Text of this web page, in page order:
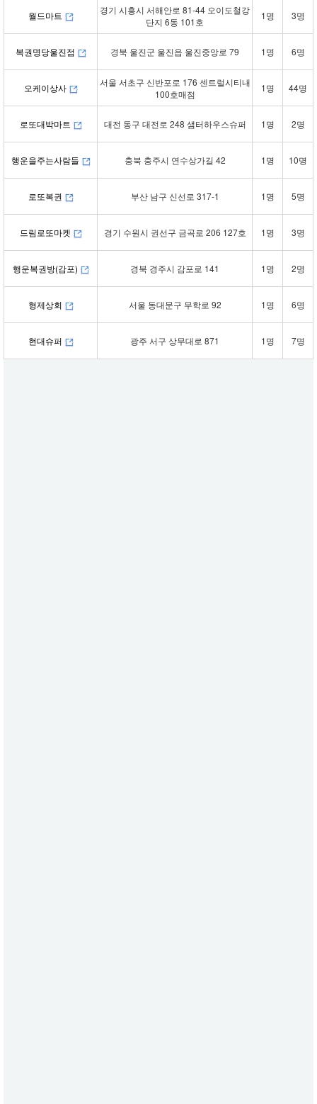
월드마트
경기 시흥시 서해안로 81-44 오이도철강
단지 6동 101호
1명 3명
복권명당울진점 경북 울진군 울진읍 울진중앙로 79 1명 6명
오케이상사
서울 서초구 신반포로 176 센트럴시티내
100호매점
1명 44명
로또대박마트 대전 동구 대전로 248 샘터하우스슈퍼 1명 2명
행운을주는사람들 충북 충주시 연수상가길 42 1명 10명
로또복권 부산 남구 신선로 317-1 1명 5명
드림로또마켓 경기 수원시 권선구 금곡로 206 127호 1명 3명
행운복권방(감포) 경북 경주시 감포로 141 1명 2명
형제상회 서울 동대문구 무학로 92 1명 6명
현대슈퍼 광주 서구 상무대로 871 1명 7명